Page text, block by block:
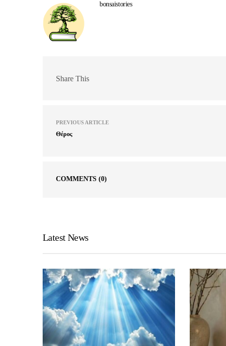
bonsaistories
Share This
PREVIOUS ARTICLE
Θέρος
COMMENTS (0)
Latest News